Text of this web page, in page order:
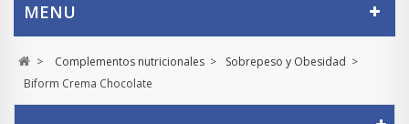
MENU
> Complementos nutricionales > Sobrepeso y Obesidad >
Biform Crema Chocolate